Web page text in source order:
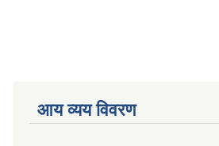
आय व्यय विवरण